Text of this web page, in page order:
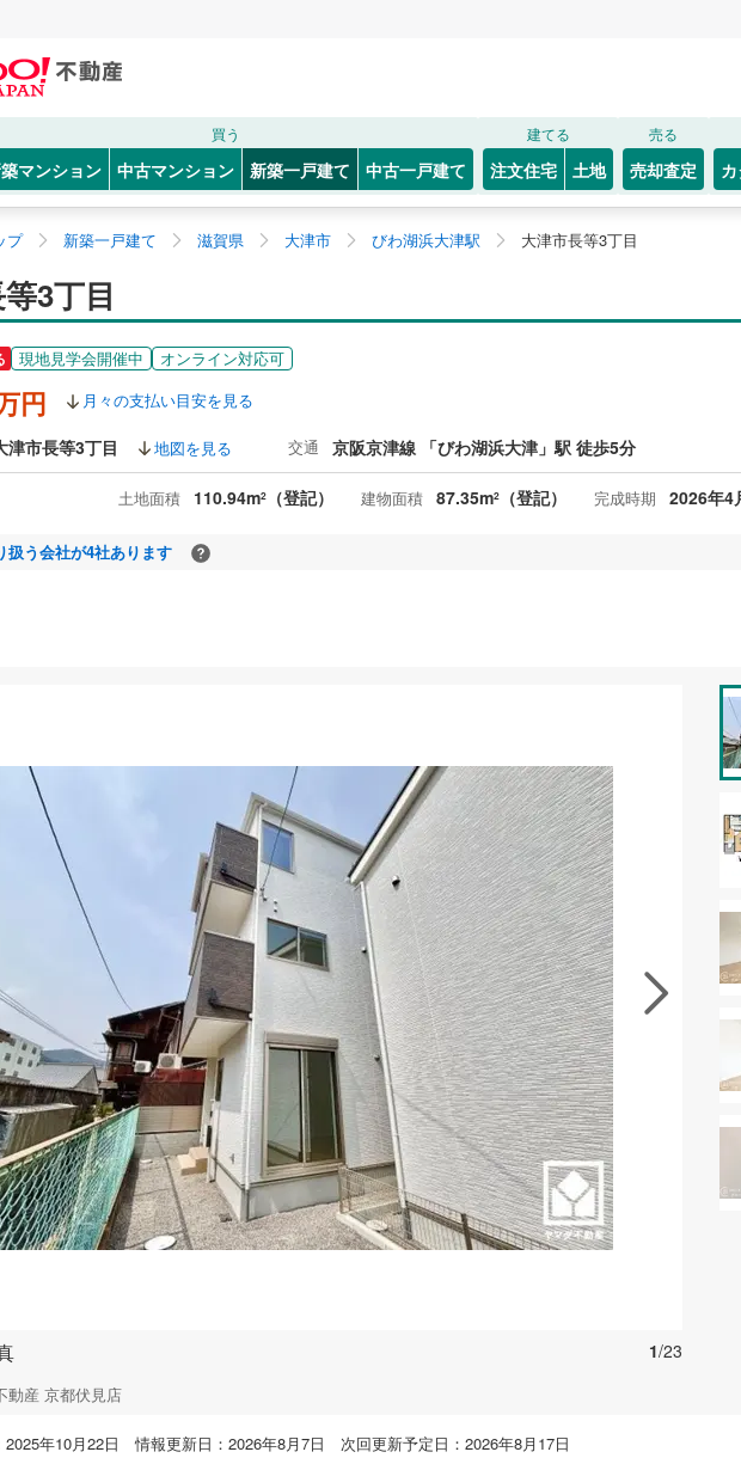
買う
マンション 中古マンション 新築一戸建て 中古一戸建て
建てる
注文住宅 土地
売る
売却査定
プ 新築一戸建て 滋賀県 大津市 びわ湖浜大津駅 大津市長等3丁目
3丁目
現地見学会開催中 オンライン対応可
円 月々の支払い目安を見る
津市長等3丁目 地図を見る 交通 京阪京津線 「びわ湖浜大津」駅 徒歩5分
土地面積 110.94m2 （登記） 建物面積 87.35m2 （登記） 完成時期 2026年4
扱う会社が4社あります
資料をもらう 無料
室内･現地を見学する 無料
特徴の似た物件を見る
お気に入りに追加する
1/23
動産 京都伏見店
2025年10月22日 情報更新日：2026年8月7日 次回更新予定日：2026年8月17日